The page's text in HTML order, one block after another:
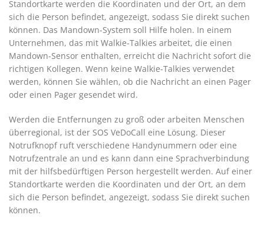
Standortkarte werden die Koordinaten und der Ort, an dem
sich die Person befindet, angezeigt, sodass Sie direkt suchen
können. Das Mandown-System soll Hilfe holen. In einem
Unternehmen, das mit Walkie-Talkies arbeitet, die einen
Mandown-Sensor enthalten, erreicht die Nachricht sofort die
richtigen Kollegen. Wenn keine Walkie-Talkies verwendet
werden, können Sie wählen, ob die Nachricht an einen Pager
oder einen Pager gesendet wird.
Werden die Entfernungen zu groß oder arbeiten Menschen
überregional, ist der SOS VeDoCall eine Lösung. Dieser
Notrufknopf ruft verschiedene Handynummern oder eine
Notrufzentrale an und es kann dann eine Sprachverbindung
mit der hilfsbedürftigen Person hergestellt werden. Auf einer
Standortkarte werden die Koordinaten und der Ort, an dem
sich die Person befindet, angezeigt, sodass Sie direkt suchen
können.